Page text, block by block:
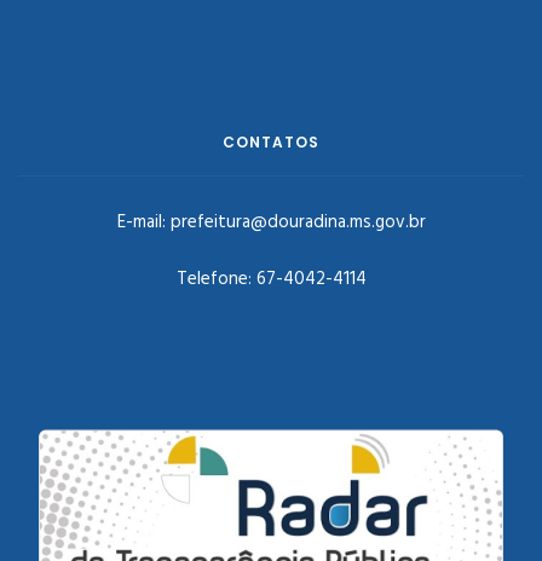
CONTATOS
E-mail: prefeitura@douradina.ms.gov.br
Telefone: 67-4042-4114